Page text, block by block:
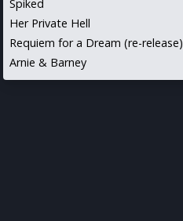
Spiked
Her Private Hell
Requiem for a Dream (re-release)
Arnie & Barney